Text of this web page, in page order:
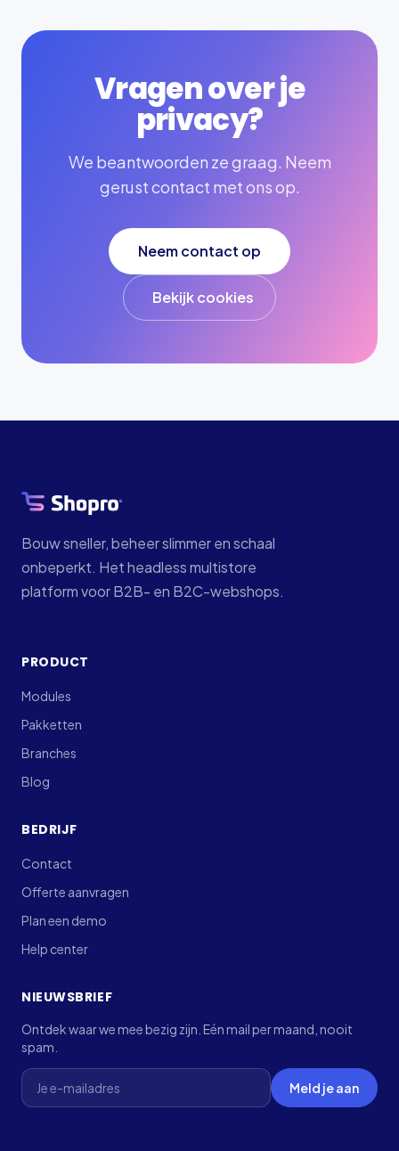
Vragen over je
privacy?
We beantwoorden ze graag. Neem
gerust contact met ons op.
Neem contact op
Bekijk cookies
Bouw sneller, beheer slimmer en schaal
onbeperkt. Het headless multistore
platform voor B2B- en B2C-webshops.
PRODUCT
Modules
Pakketten
Branches
Blog
BEDRIJF
Contact
Offerte aanvragen
Plan een demo
Help center
NIEUWSBRIEF
Ontdek waar we mee bezig zijn. Eén mail per maand, nooit
spam.
Laat dit veld leeg
Meld je aan